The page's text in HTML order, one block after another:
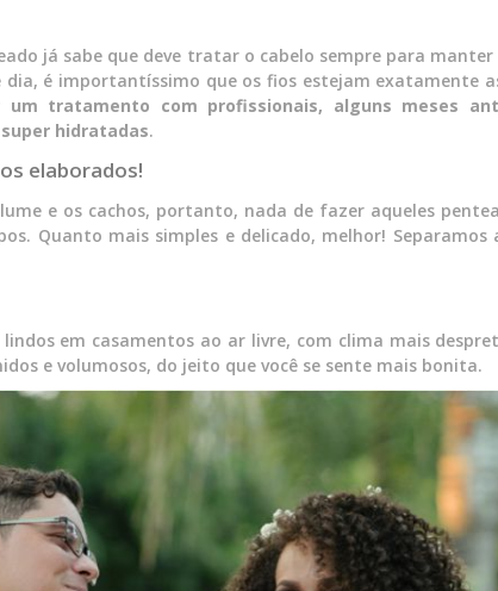
já sabe que deve tratar o cabelo sempre para manter
dia, é importantíssimo que os fios estejam exatamente
um tratamento com profissionais, alguns meses
hidratadas.
elaborados!
e os cachos, portanto, nada de fazer aqueles
Quanto mais simples e delicado, melhor! Separamos
em casamentos ao ar livre, com clima mais
e volumosos, do jeito que você se sente mais bonita.